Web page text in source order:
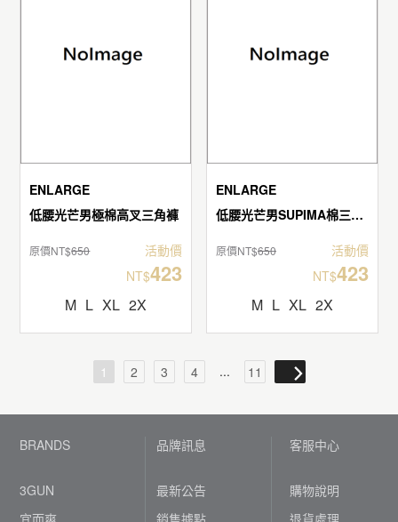
ENLARGE
低腰光芒男極棉高叉三角褲
原價NT$650
活動價
NT$423
M L XL 2X
ENLARGE
低腰光芒男SUPIMA棉三角褲
原價NT$650
活動價
NT$423
M L XL 2X
1 2 3 4 ... 11
BRANDS
3GUN
品牌訊息
最新公告
客服中心
購物說明